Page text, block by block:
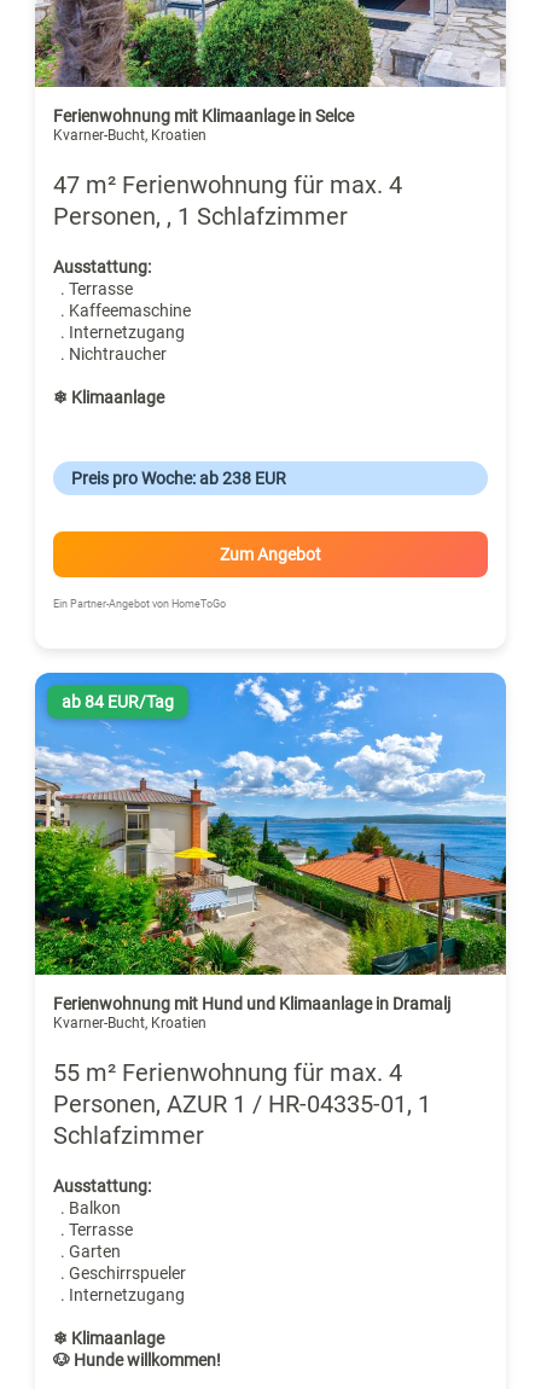
Ferienwohnung mit Klimaanlage in Selce
Kvarner-Bucht, Kroatien
47 m² Ferienwohnung für max. 4
Personen, , 1 Schlafzimmer
Ausstattung:
. Terrasse
. Kaffeemaschine
. Internetzugang
. Nichtraucher
❄ Klimaanlage
Preis pro Woche: ab 238 EUR
Zum Angebot
Ein Partner-Angebot von HomeToGo
ab 84 EUR/Tag
Ferienwohnung mit Hund und Klimaanlage in Dramalj
Kvarner-Bucht, Kroatien
55 m² Ferienwohnung für max. 4
Personen, AZUR 1 / HR-04335-01, 1
Schlafzimmer
Ausstattung:
. Balkon
. Terrasse
. Garten
. Geschirrspueler
. Internetzugang
❄ Klimaanlage
🐶 Hunde willkommen!